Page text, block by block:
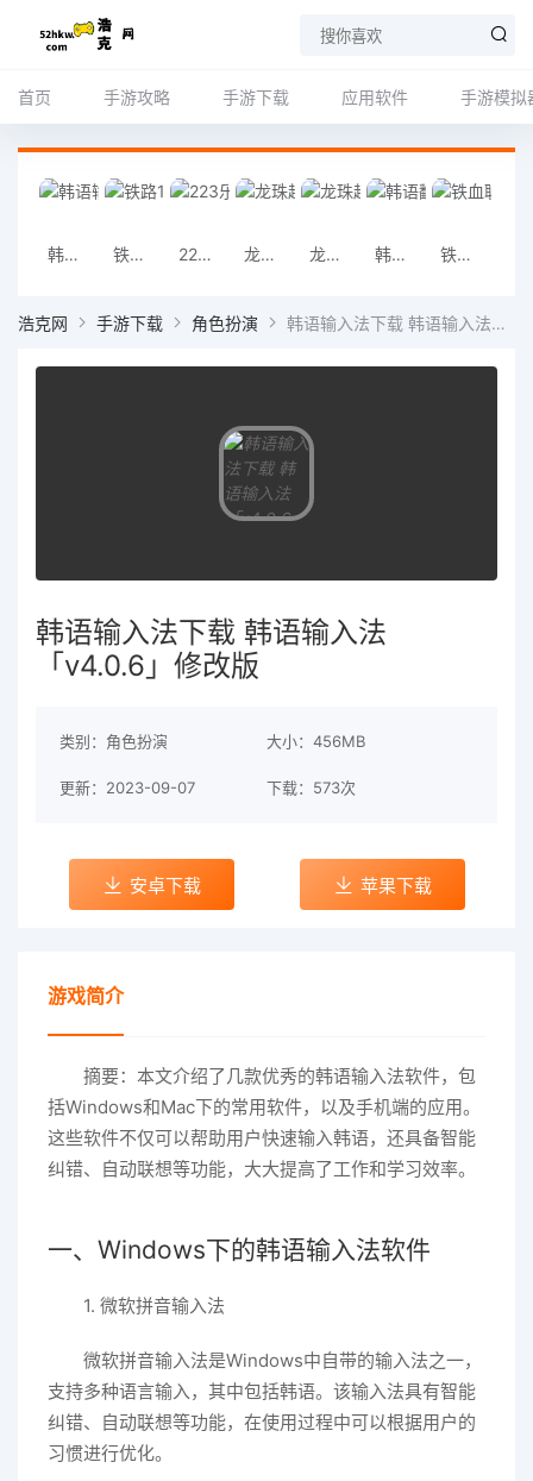
首页 手游攻略 手游下载 应用软件 手游模拟
韩语输入法下载 韩语输入法「v4.0.6」修改版 铁路12306客户端下载 铁路12306客户端「v6.6.5」手机版 223乐园下载 223乐园「v6.5.4」绿色版 龙珠超漫画下载 龙珠超漫画「v1.0.8」绿色版 龙珠超级赛亚人下载 龙珠超级赛亚人「v4.1.1」修改版 韩语翻译器下载 韩语翻译器「v2.1.1」换机版 铁血联盟卷土重来修改器下载 铁血联盟卷土重来修改器「v1.8.9」高清版
浩克网 手游下载 角色扮演 韩语输入法下载 韩语输入法「v4.0.6」修改版
韩语输入法下载 韩语输入法
「v4.0.6」修改版
类别：角色扮演 大小：456MB
更新：2023-09-07 下载：573次
安卓下载 苹果下载
游戏简介
摘要：本文介绍了几款优秀的韩语输入法软件，包
括Windows和Mac下的常用软件，以及手机端的应用。
这些软件不仅可以帮助用户快速输入韩语，还具备智能
纠错、自动联想等功能，大大提高了工作和学习效率。
一、Windows下的韩语输入法软件
1. 微软拼音输入法
微软拼音输入法是Windows中自带的输入法之一，
支持多种语言输入，其中包括韩语。该输入法具有智能
纠错、自动联想等功能，在使用过程中可以根据用户的
习惯进行优化。